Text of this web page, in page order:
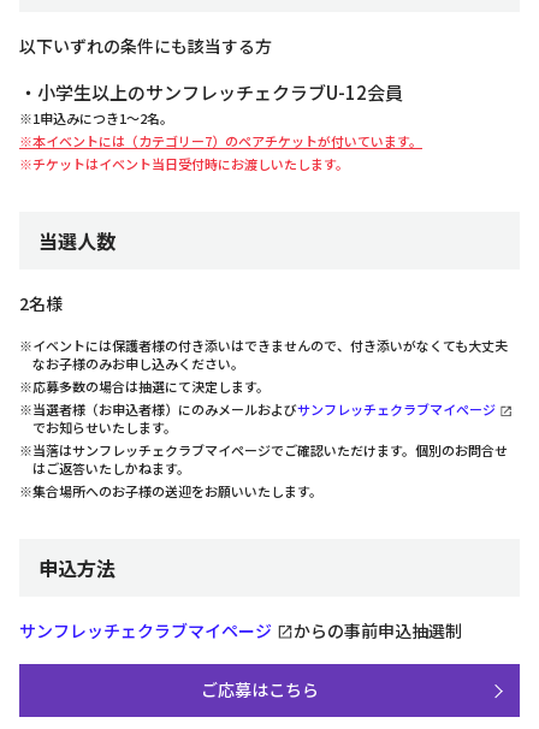
以下いずれの条件にも該当する方
・小学生以上のサンフレッチェクラブU-12会員
※1申込みにつき1～2名。
※本イベントには（カテゴリー7）のペアチケットが付いています。
※チケットはイベント当日受付時にお渡しいたします。
当選人数
2名様
※イベントには保護者様の付き添いはできませんので、付き添いがなくても大丈夫
なお子様のみお申し込みください。
※応募多数の場合は抽選にて決定します。
※当選者様（お申込者様）にのみメールおよびサンフレッチェクラブマイページ
でお知らせいたします。
※当落はサンフレッチェクラブマイページでご確認いただけます。個別のお問合せ
はご返答いたしかねます。
※集合場所へのお子様の送迎をお願いいたします。
申込方法
サンフレッチェクラブマイページ からの事前申込抽選制
ご応募はこちら